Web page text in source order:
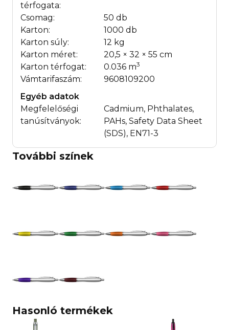
térfogata:
Csomag:
50 db
Karton:
1000 db
Karton súly:
12 kg
Karton méret:
20,5 × 32 × 55 cm
Karton térfogat:
0.036 m3
Vámtarifaszám:
9608109200
Egyéb adatok
Megfelelőségi
tanúsítványok:
Cadmium, Phthalates,
PAHs, Safety Data Sheet
(SDS), EN71-3
További színek
Hasonló termékek